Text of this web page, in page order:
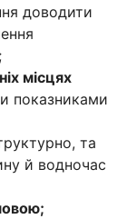
доводити
місцях
показниками
та
й водночас